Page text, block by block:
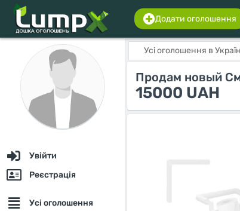
Додати оголошення
Увійти
Реєстрація
Усі оголошення
Усі оголошення в
Продам новый
15000 UAH